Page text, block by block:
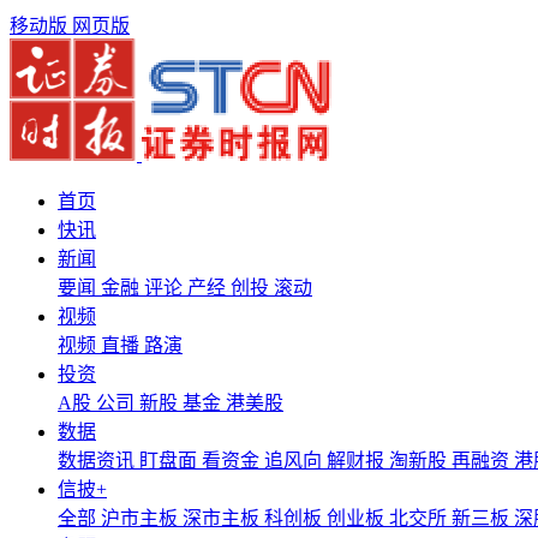
移动版 网页版
首页
快讯
新闻
要闻 金融 评论 产经 创投 滚动
视频
视频 直播 路演
投资
A股 公司 新股 基金 港美股
数据
数据资讯 盯盘面 看资金 追风向 解财报 淘新股 再融资 港
信披+
全部 沪市主板 深市主板 科创板 创业板 北交所 新三板 深